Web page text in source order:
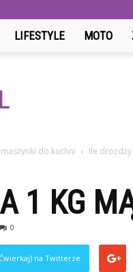
LIFESTYLE MOTO
do kuchni Ile drożdży
1 KG
0
na Twitterze